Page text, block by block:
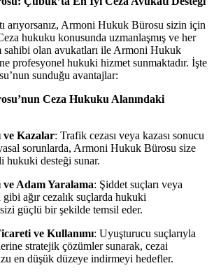
arıyorsanız, Armoni Hukuk Bürosu sizin için
hukuku konusunda uzmanlaşmış ve her
sahibi olan avukatları ile Armoni Hukuk
profesyonel hukuki hizmet sunmaktadır. İşte
sunduğu avantajlar:
Ceza Hukuku Alanındaki
ve Kazalar: Trafik cezası veya kazası sonucu
yasal sorunlarda, Armoni Hukuk Bürosu size
hukuki desteği sunar.
ve Adam Yaralama: Şiddet suçları veya
gibi ağır cezalık suçlarda hukuki
güçlü bir şekilde temsil eder.
ve Kullanımı: Uyuşturucu suçlarıyla
stratejik çözümler sunarak, cezai
en düşük düzeye indirmeyi hedefler.